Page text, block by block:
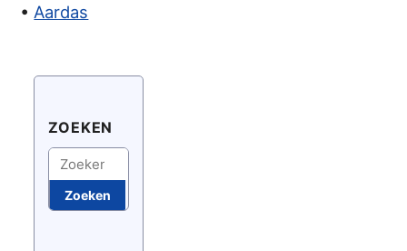
• Aardas
ZOEKEN
Zoeken
Zoeken